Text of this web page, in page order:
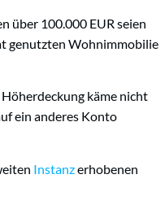
über 100.000 EUR seien
genutzten Wohnimmobilie
käme nicht
ein anderes Konto
Instanzerhobenen